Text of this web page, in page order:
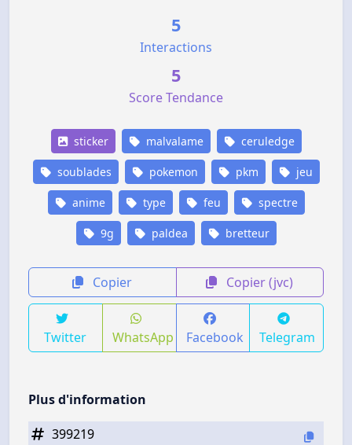
5
Interactions
5
Score Tendance
sticker malvalame ceruledge
soublades pokemon pkm jeu
anime type feu spectre
9g paldea bretteur
Copier Copier (jvc)
Twitter WhatsApp Facebook Telegram
Plus d'information
399219